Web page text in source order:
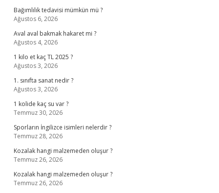
Bağımlılık tedavisi mümkün mü ?
Ağustos 6, 2026
Aval aval bakmak hakaret mi ?
Ağustos 4, 2026
1 kilo et kaç TL 2025 ?
Ağustos 3, 2026
1. sınıfta sanat nedir ?
Ağustos 3, 2026
1 kolide kaç su var ?
Temmuz 30, 2026
Sporların İngilizce isimleri nelerdir ?
Temmuz 28, 2026
Kozalak hangi malzemeden oluşur ?
Temmuz 26, 2026
Kozalak hangi malzemeden oluşur ?
Temmuz 26, 2026